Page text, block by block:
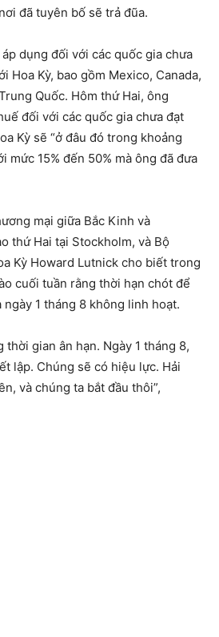
đã tuyên bố sẽ trả đũa.
dụng đối với các quốc gia chưa
Hoa Kỳ, bao gồm Mexico, Canada,
Quốc. Hôm thứ Hai, ông
đối với các quốc gia chưa đạt
Kỳ sẽ “ở đâu đó trong khoảng
mức 15% đến 50% mà ông đã đưa
mại giữa Bắc Kinh và
thứ Hai tại Stockholm, và Bộ
Kỳ Howard Lutnick cho biết trong
cuối tuần rằng thời hạn chót để
1 tháng 8 không linh hoạt.
thời gian ân hạn. Ngày 1 tháng 8,
lập. Chúng sẽ có hiệu lực. Hải
và chúng ta bắt đầu thôi”,